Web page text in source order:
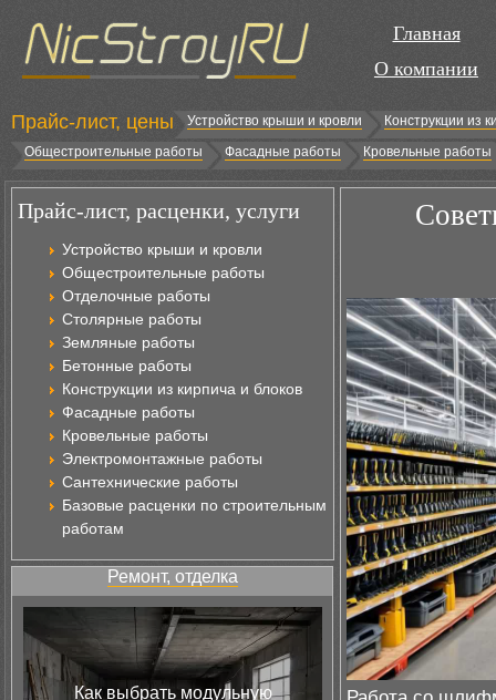
Главная
О компании
Прайс-лист, цены Устройство крыши и кровли
Конструкции из
Общестроительные работы
Фасадные работы Кровельные работы
Прайс-лист, расценки, услуги
Устройство крыши и кровли
Общестроительные работы
Отделочные работы
Столярные работы
Земляные работы
Бетонные работы
Конструкции из кирпича и блоков
Фасадные работы
Кровельные работы
Электромонтажные работы
Сантехнические работы
Базовые расценки по строительным
работам
Ремонт, отделка
Как выбрать модульную